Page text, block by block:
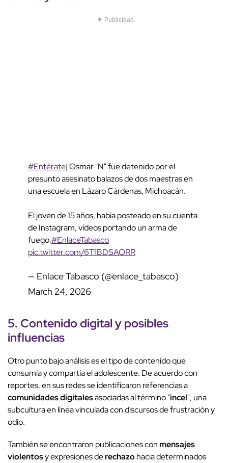
▼ Publicidad
#Entérate| Osmar "N" fue detenido por el
presunto asesinato balazos de dos maestras en
una escuela en Lázaro Cárdenas, Michoacán.
El joven de 15 años, había posteado en su cuenta
de Instagram, vídeos portando un arma de
fuego.#EnlaceTabasco
pic.twitter.com/6TfBDSAORR
— Enlace Tabasco (@enlace_tabasco)
March 24, 2026
5. Contenido digitaly posibles
influencias
Otro punto bajo análisis es el tipo de contenido que
consumía y compartía el adolescente. De acuerdo con
reportes, en sus redes se identificaron referencias a
comunidades digitalesasociadas al término "incel", una
subcultura en línea vinculada con discursos de frustración y
odio.
También se encontraron publicaciones conmensajes
violentosy expresiones derechazohacia determinados